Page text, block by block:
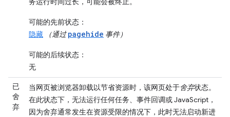
可能的先前状态 ：
隐藏
（通过pagehide 事件）
可能的后续状态 ：
无
已
舍
弃
当网页被浏览器卸载以节省资源时，该网页处于舍弃状态。
在此状态下，无法运行任何任务、事件回调或 JavaScript，
因为舍弃通常发生在资源受限的情况下，此时无法启动新进